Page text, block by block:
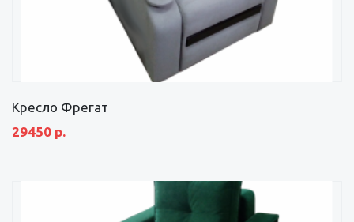
Кресло Фрегат
29450 р.